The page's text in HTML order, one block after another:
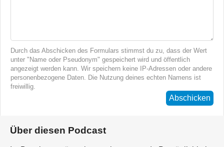
Durch das Abschicken des Formulars stimmst du zu, dass der Wert
unter "Name oder Pseudonym" gespeichert wird und öffentlich
angezeigt werden kann. Wir speichern keine IP-Adressen oder andere
personenbezogene Daten. Die Nutzung deines echten Namens ist
freiwillig.
Abschicken
Über diesen Podcast